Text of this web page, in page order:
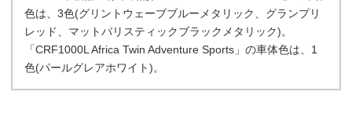
色は、3色(グリントウェーブブルーメタリック、グランプリ
レッド、マットバリスティックブラックメタリック)。
「CRF1000L Africa Twin Adventure Sports」の車体色は、1
色(パールグレアホワイト)。